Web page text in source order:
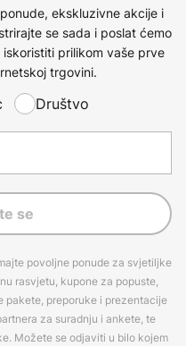
ekskluzivne akcije i
se sada i poslat ćemo
prilikom vaše prve
trgovini.
Društvo
se
povoljne ponude za svjetiljke
rasvjetu, kupone za popuste,
pakete, preporuke i prezentacije
za suradnju i ankete, te
Možete se odjaviti u bilo kojem